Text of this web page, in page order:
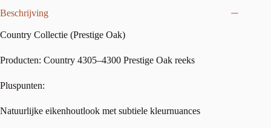
Beschrijving
Country Collectie (Prestige Oak)
Producten: Country 4305–4300 Prestige Oak reeks
Pluspunten:
Natuurlijke eikenhoutlook met subtiele kleurnuances